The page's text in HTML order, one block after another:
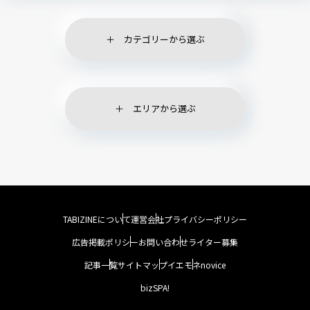
カテゴリーから選ぶ
エリアから選ぶ
TABIZINEについて運営会社プライバシーポリシー
広告掲載ポリシーお問い合わせライター募集
記事一覧サイトマップイエモネnovice
bizSPA!